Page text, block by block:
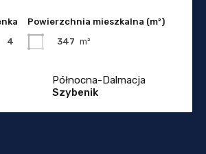
4
Powierzchnia mieszkalna (m²)
347 m²
Północna-Dalmacja
Szybenik